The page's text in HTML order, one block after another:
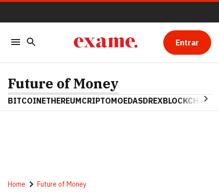
Entrar
Future of Money
BITCOINETHEREUMCRIPTOMOEDASDREXBLOCKCHAIN
Home Future of Money